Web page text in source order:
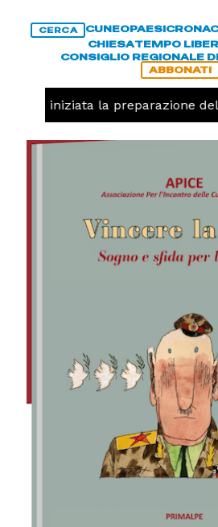
CERCA CUNEOPAESI
CHIESATEMPO
CONSIGLIO REGIONALE
ABBONATI
iniziata la preparazione